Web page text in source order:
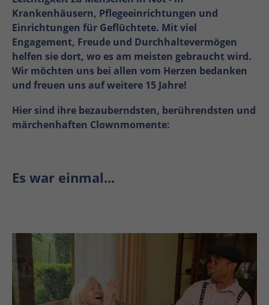
Krankenhäusern, Pflegeeinrichtungen und
Einrichtungen für Geflüchtete. Mit viel
Engagement, Freude und Durchhaltevermögen
helfen sie dort, wo es am meisten gebraucht wird.
Wir möchten uns bei allen vom Herzen bedanken
und freuen uns auf weitere 15 Jahre!
Hier sind ihre bezauberndsten, berührendsten und
märchenhaften Clownmomente:
Es war einmal...